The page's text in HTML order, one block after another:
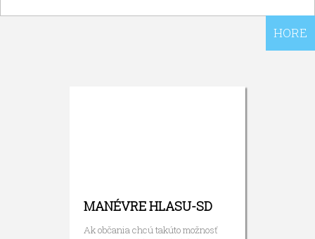
HORE
MANÉVRE HLASU-SD
Ak občania chcú takúto možnosť